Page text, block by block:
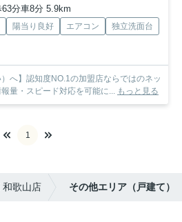
分車8分 5.9km
陽当り良好 エアコン
独立洗面台
へ】認知度NO.1の加盟店ならではのネッ
量・スピード対応を可能に... もっと見る
1
和歌山店 その他エリア（戸建て）